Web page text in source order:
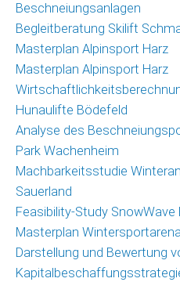
Beschneiungsanlagen
Begleitberatung Skilift
Masterplan Alpinsport Harz
Masterplan Alpinsport Harz
Hunaulifte Bödefeld
Analyse des
Park Wachenheim
Machbarkeitsstudie
Sauerland
Feasibility-Study SnowWave
Masterplan
Darstellung und Bewertung